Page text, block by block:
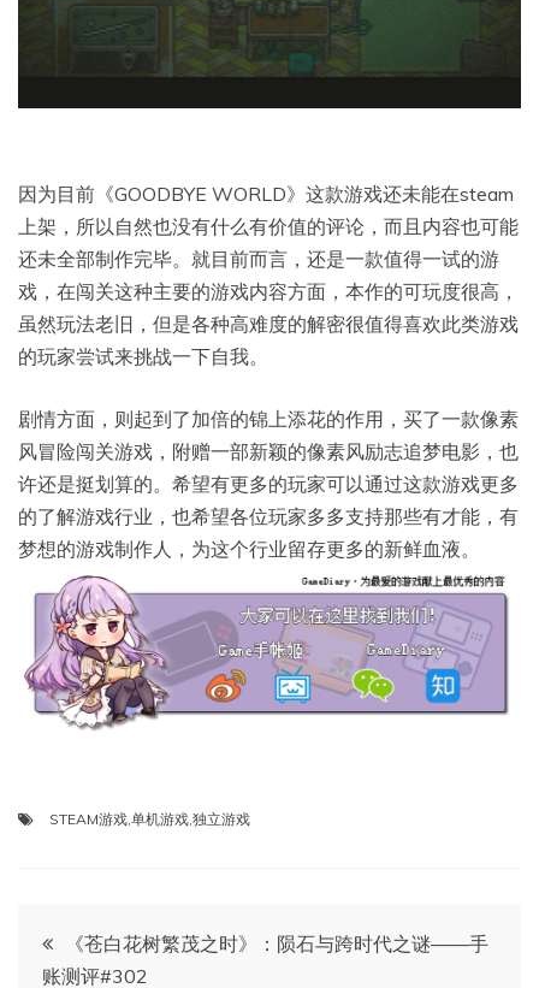
因为目前《GOODBYE WORLD》这款游戏还未能在steam
上架，所以自然也没有什么有价值的评论，而且内容也可能
还未全部制作完毕。就目前而言，还是一款值得一试的游
戏，在闯关这种主要的游戏内容方面，本作的可玩度很高，
虽然玩法老旧，但是各种高难度的解密很值得喜欢此类游戏
的玩家尝试来挑战一下自我。
剧情方面，则起到了加倍的锦上添花的作用，买了一款像素
风冒险闯关游戏，附赠一部新颖的像素风励志追梦电影，也
许还是挺划算的。希望有更多的玩家可以通过这款游戏更多
的了解游戏行业，也希望各位玩家多多支持那些有才能，有
梦想的游戏制作人，为这个行业留存更多的新鲜血液。
STEAM游戏 单机游戏 独立游戏
文
《苍白花树繁茂之时》：陨石与跨时代之谜——手
账测评#302